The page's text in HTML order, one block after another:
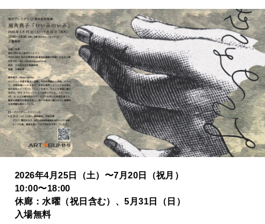
2026年4月25日（土）〜7月20日（祝月）
10:00〜18:00
休廊：水曜（祝日含む）、5月31日（日）
入場無料